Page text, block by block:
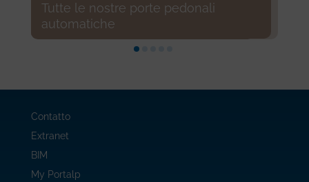
Tutte le nostre porte pedonali
automatiche
Contatto
Extranet
BIM
My Portalp